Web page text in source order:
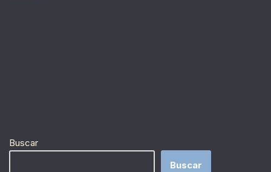
Buscar
Buscar